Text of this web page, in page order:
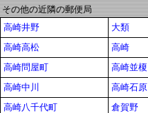
その他の近隣の郵便局
高崎井野
大類
高崎高松
高崎
高崎問屋町
高崎並榎
高崎中川
高崎石原
高崎八千代町
倉賀野